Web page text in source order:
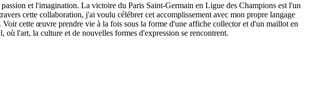
et l'imagination. La victoire du Paris Saint-Germain en Ligue des Champions est l'un
cette collaboration, j'ai voulu célébrer cet accomplissement avec mon propre langage
cette œuvre prendre vie à la fois sous la forme d'une affiche collector et d'un maillot en
l'art, la culture et de nouvelles formes d'expression se rencontrent.